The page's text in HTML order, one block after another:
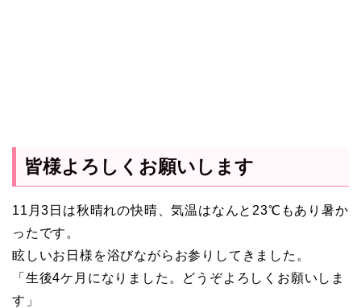
皆様よろしくお願いします
11月3日は秋晴れの快晴、気温はなんと23℃もあり暑か
ったです。
眩しいお日様を浴びながらお参りしてきました。
「生後4ケ月になりました。どうぞよろしくお願いしま
す」